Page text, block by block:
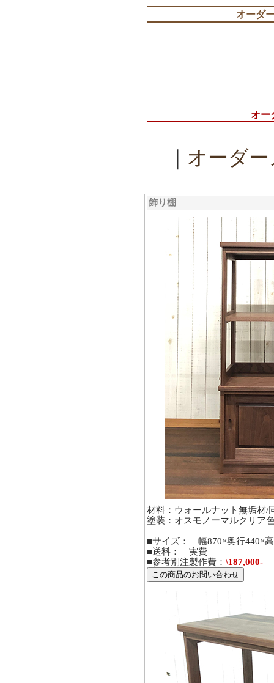
オーダ
オー
オーダ
飾り棚
材料：ウォールナット無垢材/
塗装：オスモノーマルクリア
■サイズ： 幅870×奥行440×
■送料： 実費
■参考別注製作費： \187,000-